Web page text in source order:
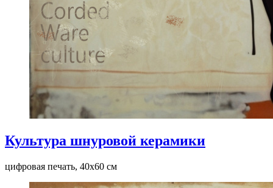
Культура шнуровой керамики
цифровая печать, 40x60 см